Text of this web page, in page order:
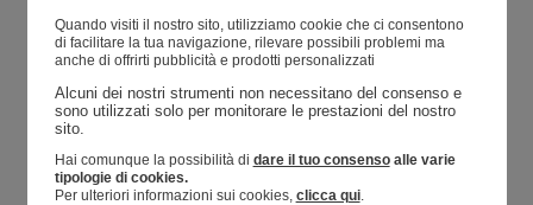
Resoconto di un ordine
Preferiti
Quando visiti il ​​nostro sito, utilizziamo cookie che ci consentono
di facilitare la tua navigazione, rilevare possibili problemi ma
anche di offrirti pubblicità e prodotti personalizzati
Alcuni dei nostri strumenti non necessitano del consenso e
sono utilizzati solo per monitorare le prestazioni del nostro
sito.
Hai comunque la possibilità di dare il tuo consensoalle varie
tipologie di cookies.
Per ulteriori informazioni sui cookies, clicca qui.